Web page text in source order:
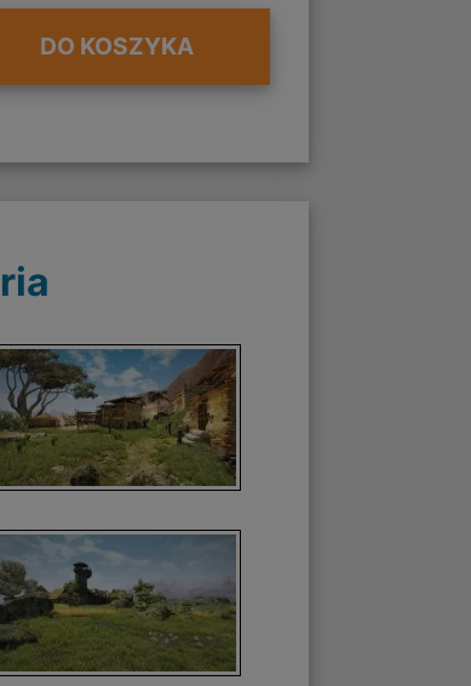
DO KOSZYKA